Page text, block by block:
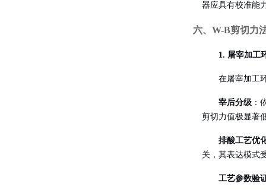
器应具有校准能
六、W-B剪切力
1. 屠宰加工
在屠宰加工
宰后分级 ：
剪切力值极显著
排酸工艺优
关，其表达模式
工艺参数验